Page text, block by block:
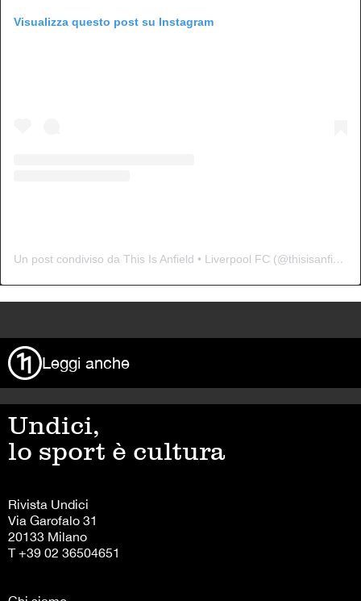
Visualizza questo post su Instagram
Un post condiviso da This Is Anfield • Liverpool FC (@thisisanfield)
Leggi anche
Undici,
lo sport è cultura
Rivista Undici
Via Garofalo 31
20133 Milano
T +39 02 36504651